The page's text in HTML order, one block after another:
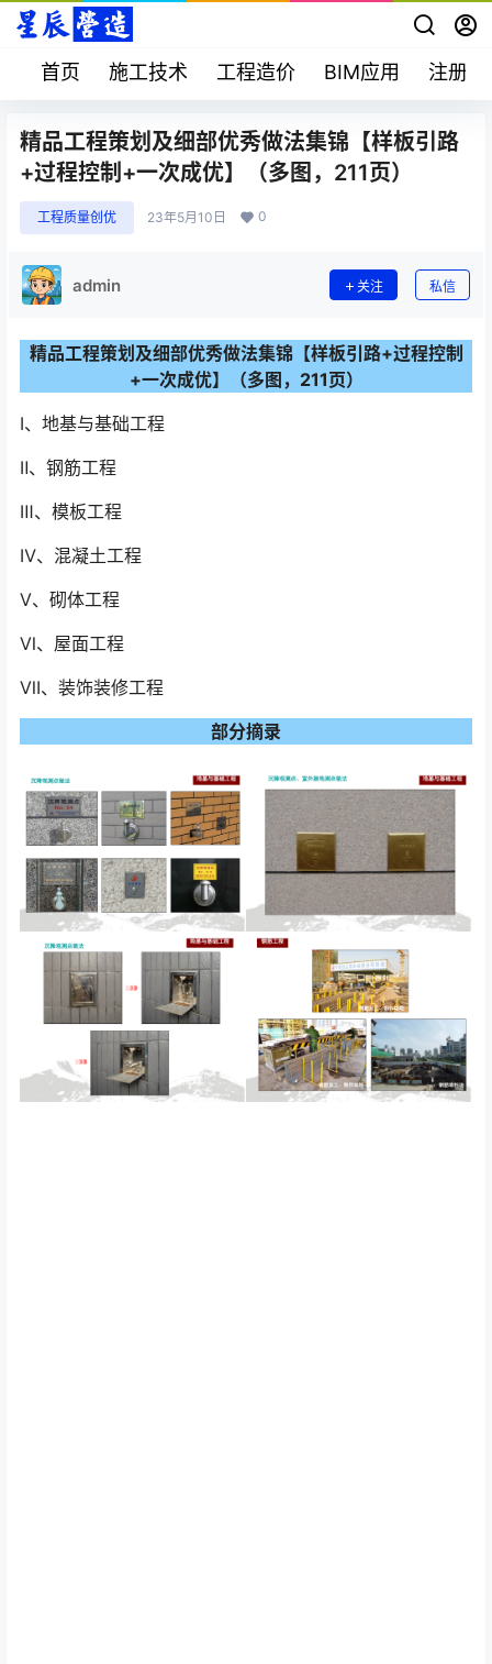
首页 施工技术 工程造价 BIM应用 注册考
精品工程策划及细部优秀做法集锦【样板引路
+过程控制+一次成优】（多图，211页）
工程质量创优 23年5月10日 0
admin 关注 私信
精品工程策划及细部优秀做法集锦【样板引路+过程控制
+一次成优】（多图，211页）
Ⅰ、地基与基础工程
Ⅱ、钢筋工程
Ⅲ、模板工程
Ⅳ、混凝土工程
Ⅴ、砌体工程
Ⅵ、屋面工程
Ⅶ、装饰装修工程
部分摘录